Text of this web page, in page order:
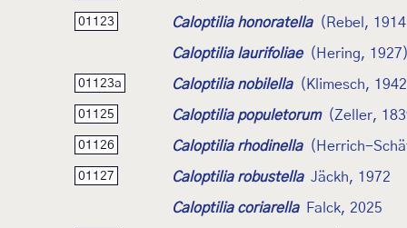
01123 Caloptilia honoratella (Rebel,
Caloptilia laurifoliae (Hering,
01123a Caloptilia nobilella (Klimesch,
01125 Caloptilia populetorum (Zeller,
01126 Caloptilia rhodinella (Herrich-
01127 Caloptilia robustella Jäckh, 1972
Caloptilia coriarella Falck, 2025